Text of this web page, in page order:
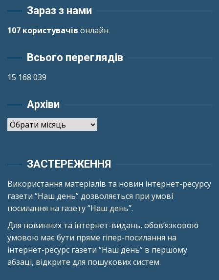
Зараз з нами
107 користувачів онлайн
Всього переглядів
15 168 039
Архіви
Архіви
ЗАСТЕРЕЖЕННЯ
Використання матеріалів та новин інтернет-ресурсу
газети “Наш день” дозволяється при умові
посилання на газету “Наш день”.
Для новинних та інтернет-видань, обов’язковою
умовою має бути пряме гіпер-посилання на
інтернет-ресурс газети “Наш день” в першому
абзаці, відкрите для пошукових систем.